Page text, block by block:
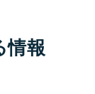
情報